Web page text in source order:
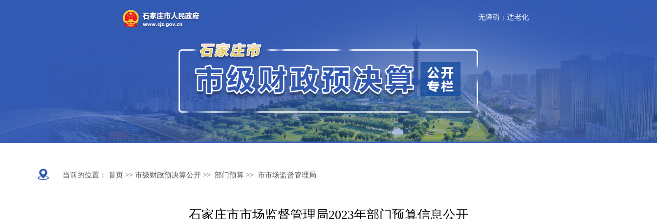
无障碍| 适老化
当前的位置： 首页 >> 市级财政预决算公开 >> 部门预算 >> 市市场监督管理局
石家庄市市场监督管理局2023年部门预算信息公开